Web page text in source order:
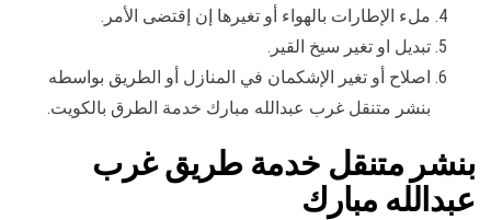
ملء الإطارات بالهواء أو تغيرها إن إقتضى الأمر.
تبديل او تغير سيخ القير.
اصلاح أو تغير الإشكمان في المنازل أو الطريق بواسطه
بنشر متنقل غرب عبدالله مبارك خدمة الطرق بالكويت.
بنشر متنقل خدمة طريق غرب
عبدالله مبارك